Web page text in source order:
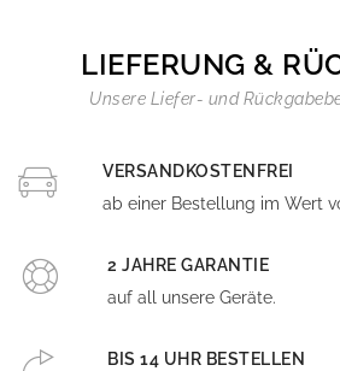
LIEFERUNG &
Unsere Liefer- und
VERSANDKOSTENFREI
ab einer Bestellung im Wert
2 JAHRE GARANTIE
auf all unsere Geräte.
BIS 14 UHR BESTELLEN